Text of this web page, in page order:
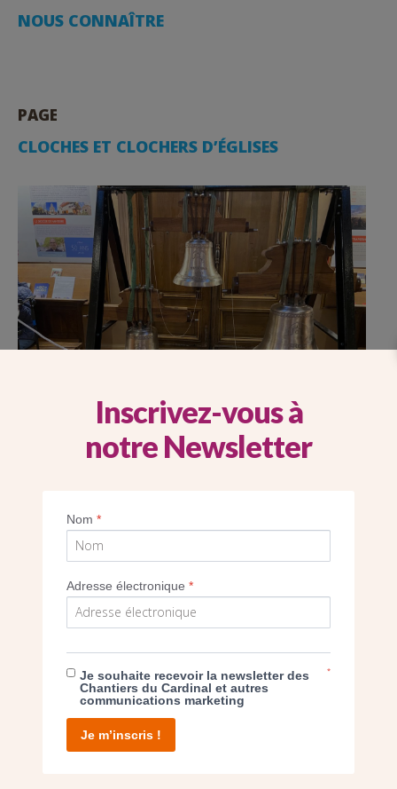
NOUS CONNAÎTRE
PAGE
CLOCHES ET CLOCHERS D’ÉGLISES
d’entre elles est unique et porte un prénom. Les connaître,
c’est aussi découvrir deux métiers de passionnés : celui de
L’ART DU VITRAIL AU XXE SIÈCLE
Inscrivez-vous à
notre Newsletter
Nom*
Adresse électronique*
Je souhaite recevoir la newsletter des
Chantiers du Cardinal et autres
communications marketing
*
Je m’inscris !